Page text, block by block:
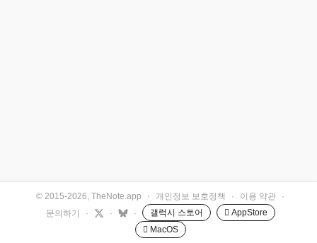
© 2015-2026, TheNote.app · 개인정보 보호정책 · 이용 약관
·
문의하기
· · · 갤럭시 스토어
 AppStore
 MacOS